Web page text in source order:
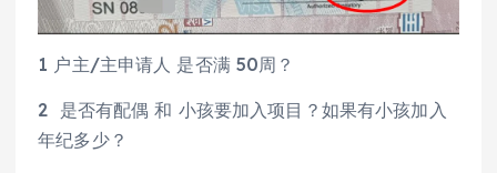
1 户主/主申请人 是否满 50周？
2 是否有配偶 和 小孩要加入项目？如果有小孩加入
年纪多少？